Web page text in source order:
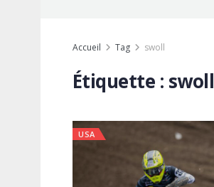
Accueil Tag swoll
Étiquette : swoll
USA